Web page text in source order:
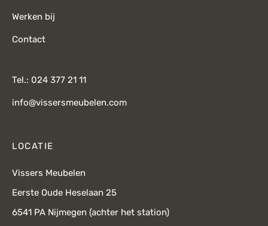
Werken bij
Contact
Tel.: 024 377 21 11
info@vissersmeubelen.com
LOCATIE
Vissers Meubelen
Eerste Oude Heselaan 25
6541 PA Nijmegen (achter het station)